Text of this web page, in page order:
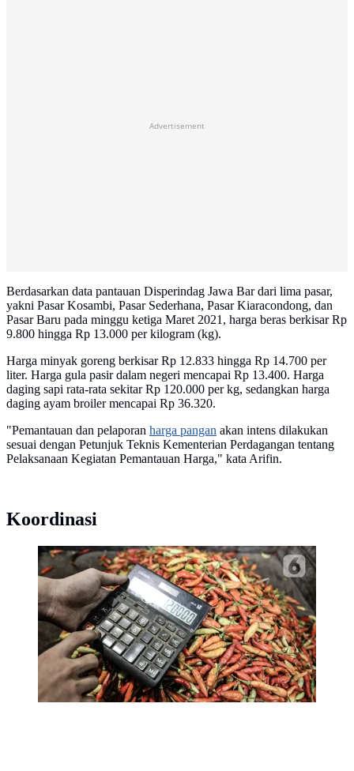
Advertisement
Berdasarkan data pantauan Disperindag Jawa Bar dari lima pasar,
yakni Pasar Kosambi, Pasar Sederhana, Pasar Kiaracondong, dan
Pasar Baru pada minggu ketiga Maret 2021, harga beras berkisar Rp
9.800 hingga Rp 13.000 per kilogram (kg).
Harga minyak goreng berkisar Rp 12.833 hingga Rp 14.700 per
liter. Harga gula pasir dalam negeri mencapai Rp 13.400. Harga
daging sapi rata-rata sekitar Rp 120.000 per kg, sedangkan harga
daging ayam broiler mencapai Rp 36.320.
"Pemantauan dan pelaporan harga pangan akan intens dilakukan
sesuai dengan Petunjuk Teknis Kementerian Perdagangan tentang
Pelaksanaan Kegiatan Pemantauan Harga," kata Arifin.
Koordinasi
Pedagang menghitung harga cabai rawit merah yang
dipesan pembeli menggunakan kalkulator di Pasar
Senen, Jakarta, Kamis (4/3/2021). Data Ikatan
Pedagang Pasar Indonesia (Ikappi) mencatat harga
cabai rawit merah saat ini di pasaran berkisar
Rp120.000 per kilogram. (merdeka.com/Iqbal S.
Nugroho)